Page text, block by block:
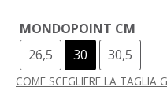
MONDOPOINT CM
26,5
30 30,5
COME SCEGLIERE LA TAGLIA